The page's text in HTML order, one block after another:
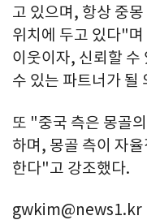
고 있으며, 항상 중
위치에 두고 있다"
이웃이자, 신뢰할 수
수 있는 파트너가 될
또 "중국 측은 몽골
하며, 몽골 측이 자
한다"고 강조했다.
gwkim@news1.kr